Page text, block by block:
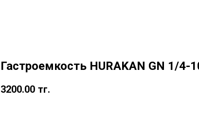
Гастроемкость HURAKAN GN 1/4-
3200.00 тг.